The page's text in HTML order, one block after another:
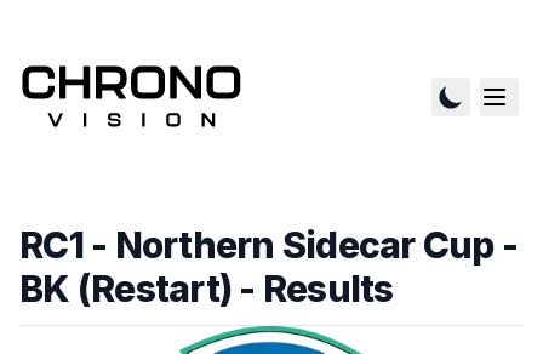
RC1 - Northern Sidecar Cup -
BK (Restart) - Results